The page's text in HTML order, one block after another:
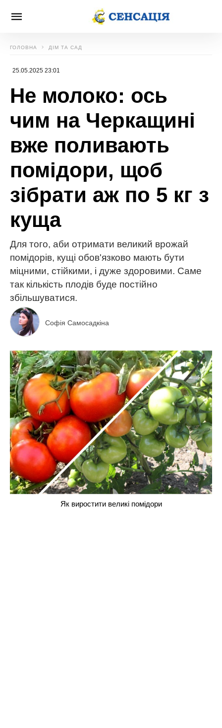
ГОЛОВНА ДІМ ТА САД
25.05.2025 23:01
Не молоко: ось
чим на Черкащині
вже поливають
помідори, щоб
зібрати аж по 5 кг з
куща
Для того, аби отримати великий врожай
помідорів, кущі обов'язково мають бути
міцними, стійкими, і дуже здоровими. Саме
так кількість плодів буде постійно
збільшуватися.
Софія Самосадкіна
Як виростити великі помідори